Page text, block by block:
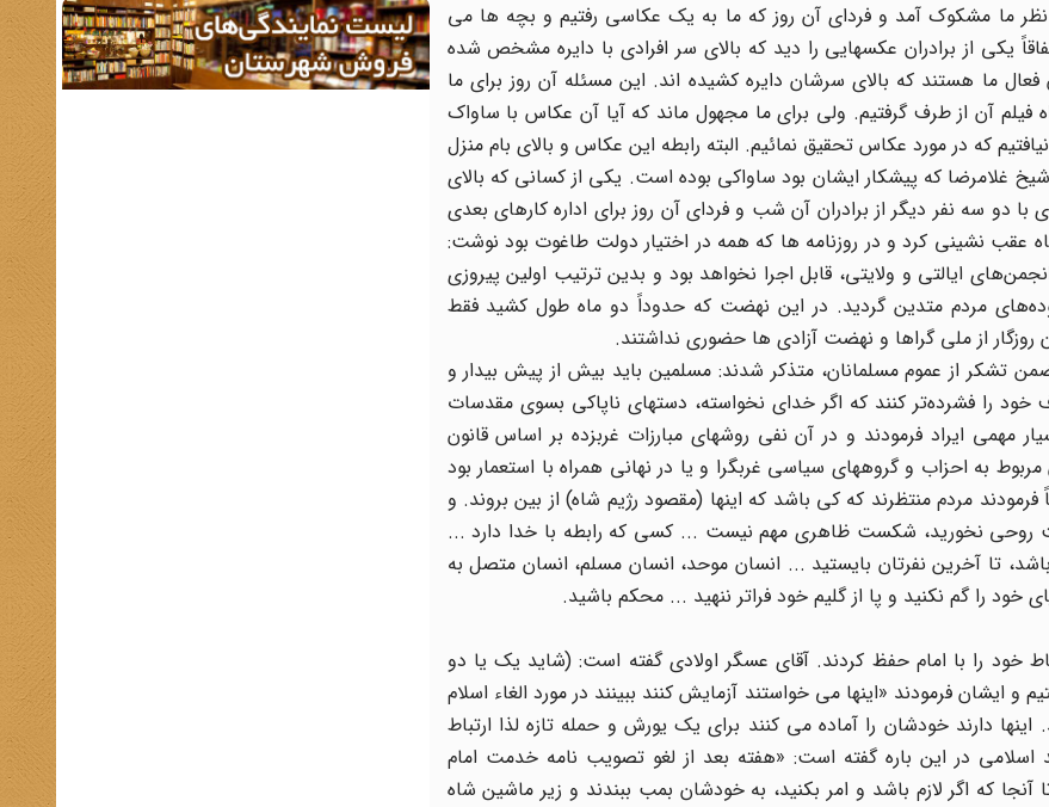
ما مشکوک آمد و فردای آن روز که ما به یک عکاسی رفتیم و بچه ها می
یکی از برادران عکسهایی را دید که بالای سر افرادی با دایره مشخص شده
ما هستند که بالای سرشان دایره کشیده اند. این مسئله آن روز برای ما
آن از طرف گرفتیم. ولی برای ما مجهول ماند که آیا آن عکاس با ساواک
که در مورد عکاس تحقیق نمائیم. البته رابطه این عکاس و بالای بام منزل
غلامرضا که پیشکار ایشان بود ساواکی بوده است. یکی از کسانی که بالای
دو سه نفر دیگر از برادران آن شب و فردای آن روز برای اداره کارهای بعدی
زیرا دولت شاه عقب نشینی کرد و در روزنامه ها که همه در اختیار دولت طاغوت بود نوشت:
نامه 14/7/41 مربوط به لایحه انجمن‌های ایالتی و ولایتی، قابل اجرا نخواهد بود و بدین ترتیب اولین پیروزی
مردم متدین گردید. در این نهضت که حدوداً دو ماه طول کشید فقط
از ملی گراها و نهضت آزادی ها حضوری نداشتند.
تشکر از عموم مسلمانان، متذکر شدند: مسلمین باید بیش از پیش بیدار و
را فشرده‌تر کنند که اگر خدای نخواسته، دستهای ناپاکی بسوی مقدسات
11 آذر، سخنرانی تحلیلی بسیار مهمی ایراد فرمودند و در آن نفی روشهای مبارزات غربزده بر اساس قانون
به احزاب و گروههای سیاسی غربگرا و یا در نهانی همراه با استعمار بود
فرمودند مردم منتظرند که کی باشد که اینها (مقصود رژیم شاه) از بین بروند. و
روحی نخورید، شکست ظاهری مهم نیست ... کسی که رابطه با خدا دارد ...
تا آخرین نفرتان بایستید ... انسان موحد، انسان مسلم، انسان متصل به
را گم نکنید و پا از گلیم خود فراتر ننهید ... محکم باشید.
خود را با امام حفظ کردند. آقای عسگر اولادی گفته است: (شاید یک یا دو
فرمودند «اینها می خواستند آزمایش کنند ببینند در مورد الغاء اسلام
دارند خودشان را آماده می کنند برای یک یورش و حمله تازه لذا ارتباط
اسلامی در این باره گفته است: «هفته بعد از لغو تصویب نامه خدمت امام
آنجا که اگر لازم باشد و امر بکنید، به خودشان بمب ببندند و زیر ماشین شاه